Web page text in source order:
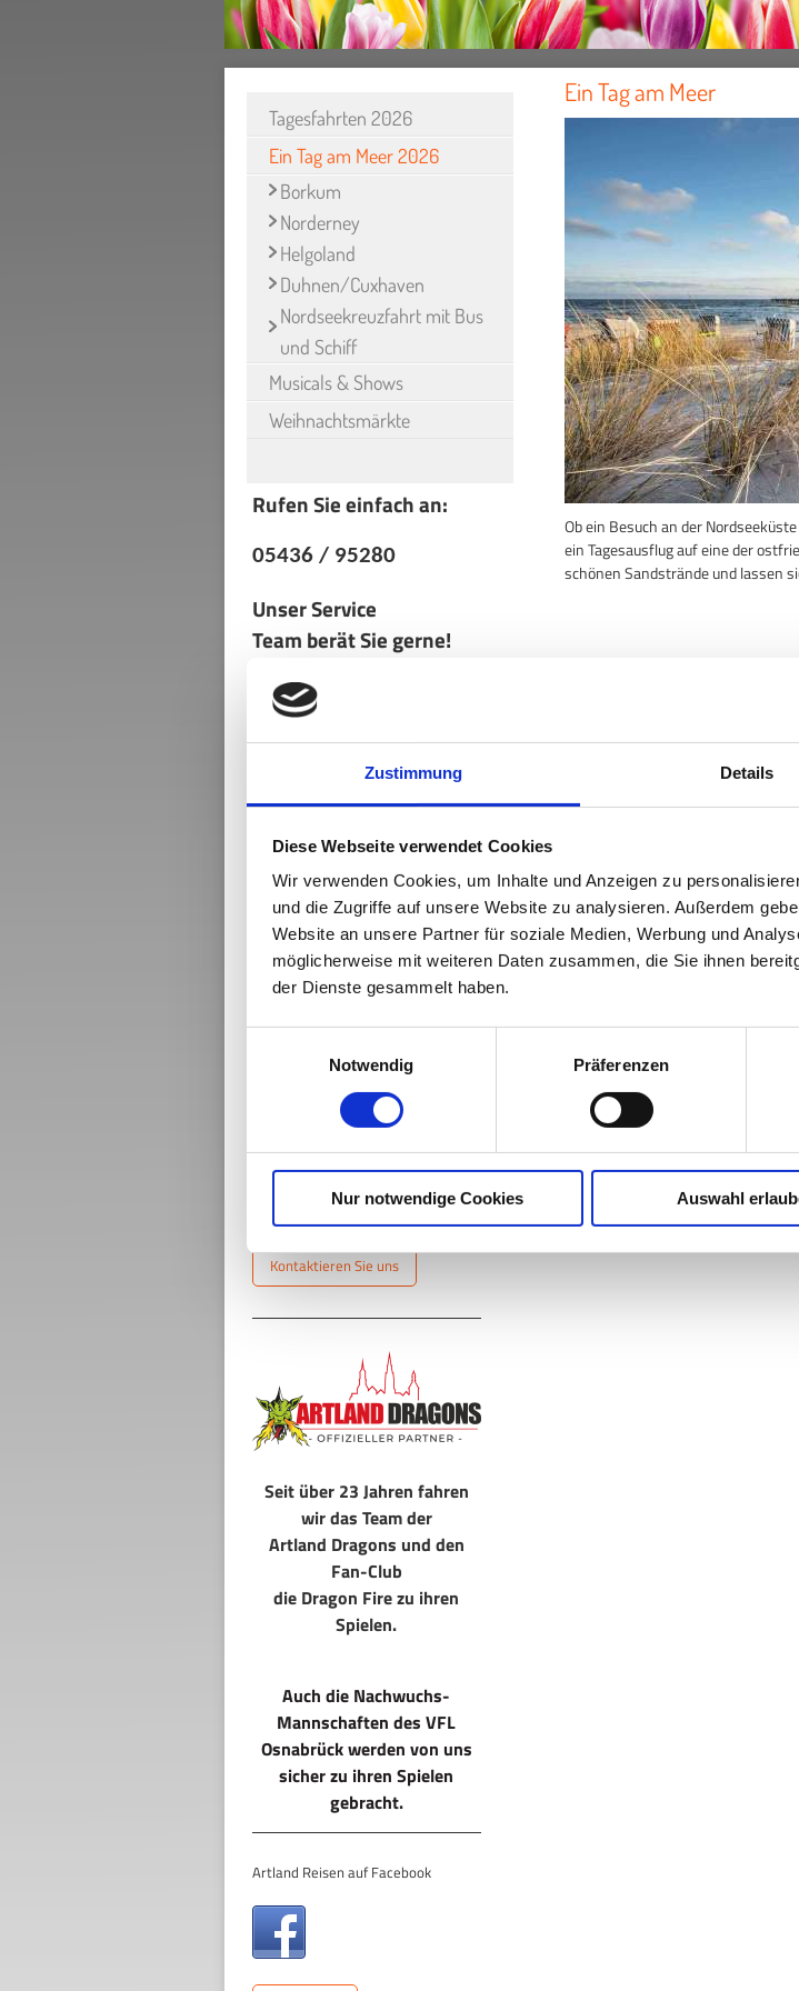
Zustimmung Details
Diese Webseite verwendet Cookies
Wir verwenden Cookies, um Inhalte und Anzeigen zu
und die Zugriffe auf unsere Website zu analysieren. Außerdem
Website an unsere Partner für soziale Medien, Werbung und
möglicherweise mit weiteren Daten zusammen, die Sie ihnen
der Dienste gesammelt haben.
Notwendig
Präferenzen
Nur notwendige Cookies Auswahl
Tagesfahrten 2026
Ein Tag am Meer 2026
Borkum
Norderney
Helgoland
Duhnen/Cuxhaven
Nordseekreuzfahrt mit Bus
und Schiff
Musicals & Shows
Weihnachtsmärkte
Rufen Sie einfach an:
05436 / 95280
Unser Service
Team berät Sie gerne!
Wählen Sie Ihren Sitzplatz
Hier finden Sie uns
49638 Nortrup
Kontaktieren Sie uns
Seit über 23 Jahren fahren
wir das Team der
Artland Dragons und den
Fan-Club
die Dragon Fire zu ihren
Spielen.
Auch die Nachwuchs-
Mannschaften des VFL
Osnabrück werden von uns
sicher zu ihren Spielen
gebracht.
Artland Reisen auf Facebook
Ein Tag am Meer
Ob ein Besuch an der
ein Tagesausflug auf eine der
schönen Sandsträndeund lassen